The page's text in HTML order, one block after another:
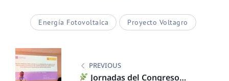
Energía Fotovoltaica Proyecto Voltagro
Navegación
de
PREVIOUS
Jornadas del Congreso